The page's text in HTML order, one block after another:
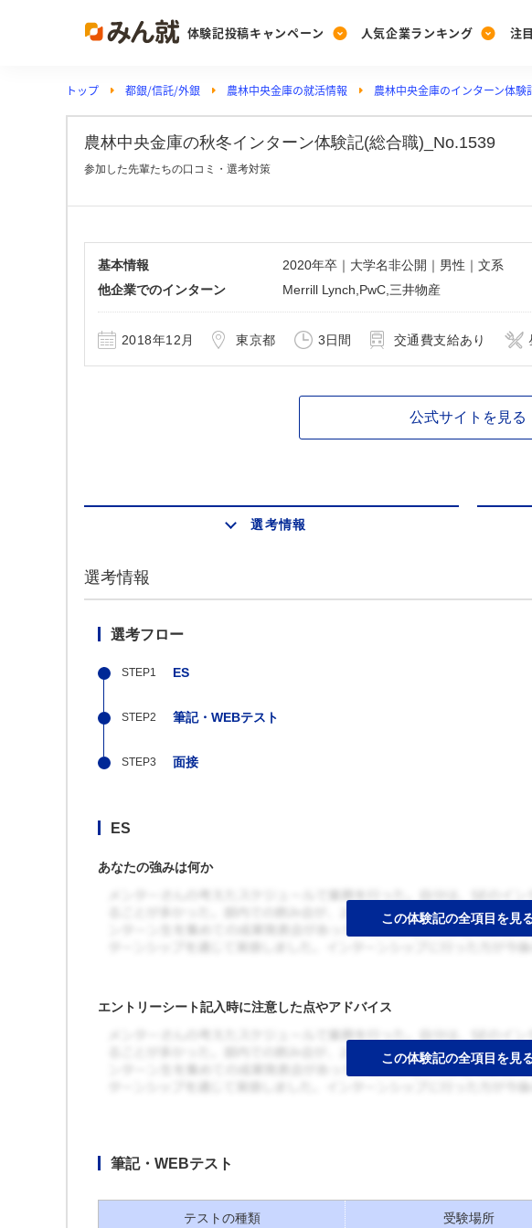
体験記投稿キャンペーン
Post
投稿する
[27卒
人気企業ランキング
Ranking
ランキングを見る
みん
Vote
投票する
注
PickUp
注目の企業特集
動画で知ろう！業界・企業研究
トップ 都銀/信託/外銀 農林中央金庫の就活情報 農林中央金庫のインターン体験
農林中央金庫の秋冬インターン体験記(総合職)_No.1539
参加した先輩たちの口コミ・選考対策
基本情報
2020年卒｜大学名非公開｜男性｜文系
他企業でのインターン
Merrill Lynch,PwC,三井物産
2018年12月 東京都 3日間 交通費支給あり
公式サイトを見る
選考情報
選考情報
選考フロー
ES
筆記・WEBテスト
面接
ES
あなたの強みは何か
エントリーシート記入時に注意した点やアドバイス
筆記・WEBテスト
テストの種類 受験場所